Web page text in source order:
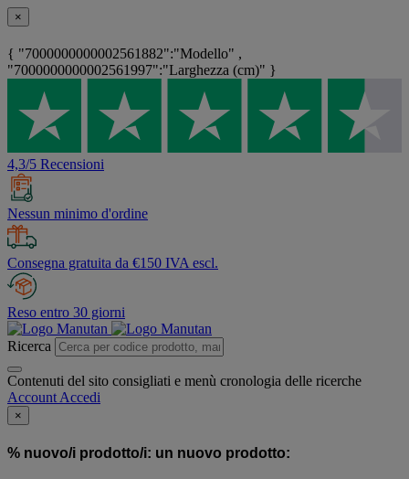
×
{ "7000000000002561882":"Modello" ,
"7000000000002561997":"Larghezza (cm)" }
4,3/5 Recensioni
Nessun minimo d'ordine
Consegna gratuita da €150 IVA escl.
Reso entro 30 giorni
Ricerca
Contenuti del sito consigliati e menù cronologia delle ricerche
Account Accedi
×
% nuovo/i prodotto/i: un nuovo prodotto: